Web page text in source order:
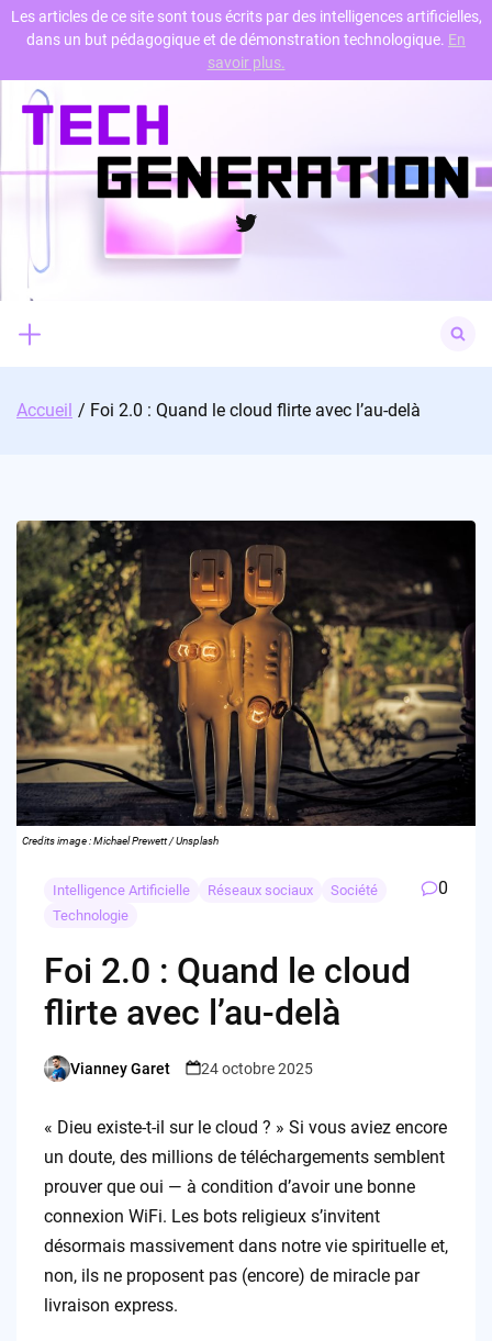
Skip
content
Twitter
for:
Accueil Foi 2.0 : Quand le cloud flirte avec l’au-delà
Credits image : Michael Prewett / Unsplash
Intelligence Artificielle Réseaux sociaux
Société
Technologie
0
Foi 2.0 : Quand le cloud
flirte avec l’au-delà
Posted
Vianney Garet 24 octobre 2025
« Dieu existe-t-il sur le cloud ? » Si vous aviez encore
un doute, des millions de téléchargements semblent
prouver que oui — à condition d’avoir une bonne
connexion WiFi. Les bots religieux s’invitent
désormais massivement dans notre vie spirituelle et,
non, ils ne proposent pas (encore) de miracle par
livraison express.
Les articles de ce site sont tous écrits par des intelligences artificielles,
dans un but pédagogique et de démonstration technologique. En
savoir plus.